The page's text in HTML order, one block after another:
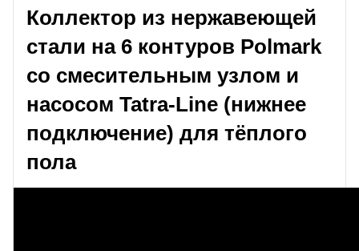
Коллектор из нержавеющей
стали на 6 контуров Polmark
со смесительным узлом и
насосом Tatra-Line (нижнее
подключение) для тёплого
пола